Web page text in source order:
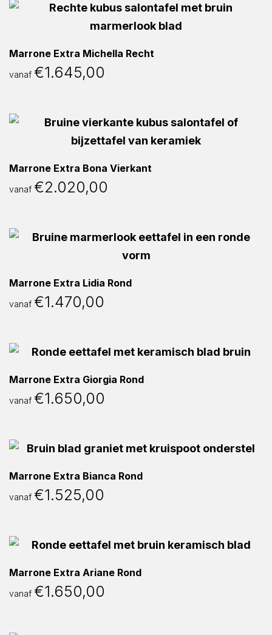
Marrone Extra Michella Recht
vanaf €1.645,00
Marrone Extra Bona Vierkant
vanaf €2.020,00
Marrone Extra Lidia Rond
vanaf €1.470,00
Marrone Extra Giorgia Rond
vanaf €1.650,00
Marrone Extra Bianca Rond
vanaf €1.525,00
Marrone Extra Ariane Rond
vanaf €1.650,00